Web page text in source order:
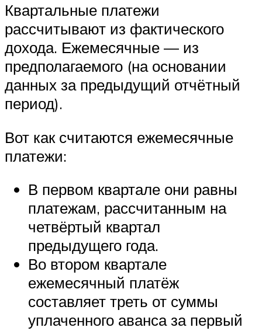
Квартальные платежи
рассчитывают из фактического
дохода. Ежемесячные — из
предполагаемого (на основании
данных за предыдущий отчётный
период).
Вот как считаются ежемесячные
платежи:
В первом квартале они равны
платежам, рассчитанным на
четвёртый квартал
предыдущего года.
Во втором квартале
ежемесячный платёж
составляет треть от суммы
уплаченного аванса за первый